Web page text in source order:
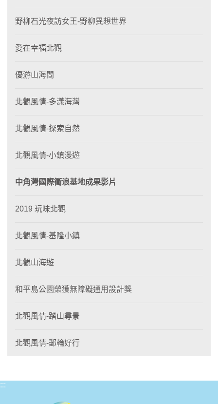
野柳石光夜訪女王-野柳異想世界
愛在幸福北觀
優游山海間
北觀風情-多漾海灣
北觀風情-探索自然
北觀風情-小鎮漫遊
中角灣國際衝浪基地成果影片
2019 玩味北觀
北觀風情-基隆小鎮
北觀山海遊
和平島公園榮獲無障礙通用設計獎
北觀風情-踏山尋景
北觀風情-郵輪好行
:::